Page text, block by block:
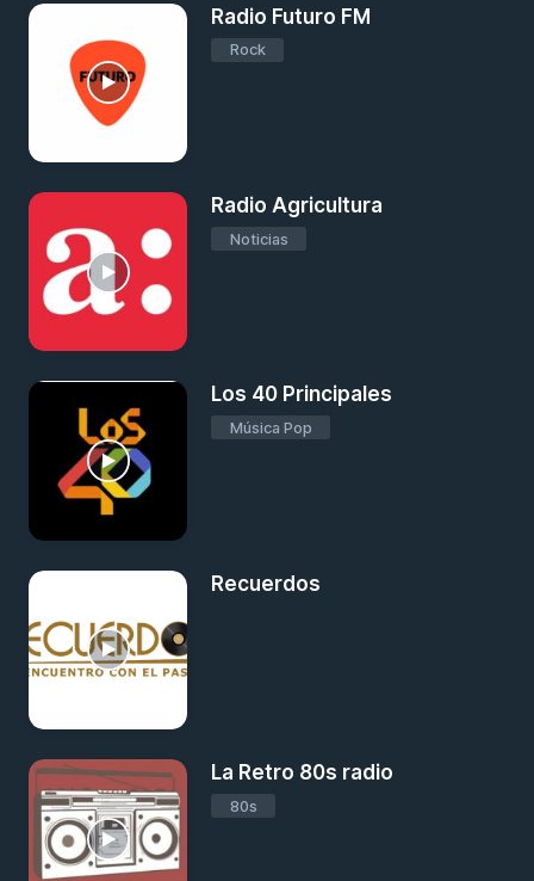
Radio Futuro FM
Rock
Radio Agricultura
Noticias
Los 40 Principales
Música Pop
Recuerdos
La Retro 80s radio
80s